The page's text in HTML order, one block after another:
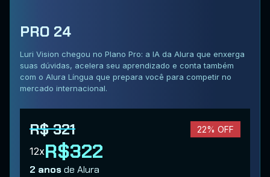
PRO 24
Luri Vision chegou no Plano Pro: a IA da Alura que enxerga
suas dúvidas, acelera seu aprendizado e conta também
com o Alura Língua que prepara você para competir no
mercado internacional.
R$ 321 22% OFF
12xR$322
2 anosde Alura